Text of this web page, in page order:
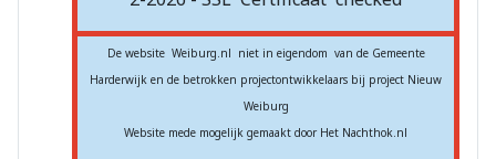
De website Weiburg.nl niet in eigendom van de Gemeente
Harderwijk en de betrokken projectontwikkelaars bij project Nieuw
Weiburg
Website mede mogelijk gemaakt door Het Nachthok.nl